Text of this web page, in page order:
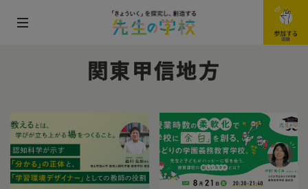
メ
開
閉
す
る
参加する
JOIN
関東甲信地方